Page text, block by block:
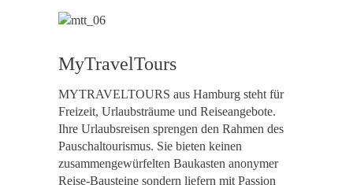
MyTravelTours
MYTRAVELTOURS aus Hamburg steht für
Freizeit, Urlaubsträume und Reiseangebote.
Ihre Urlaubsreisen sprengen den Rahmen des
Pauschaltourismus. Sie bieten keinen
zusammengewürfelten Baukasten anonymer
Reise-Bausteine sondern liefern mit Passion